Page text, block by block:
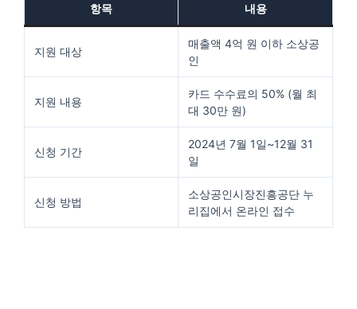
항목 내용
지원 대상
매출액 4억 원 이하 소상공
인
지원 내용
카드 수수료의 50% (월 최
대 30만 원)
신청 기간
2024년 7월 1일~12월 31
일
신청 방법
소상공인시장진흥공단 누
리집에서 온라인 접수